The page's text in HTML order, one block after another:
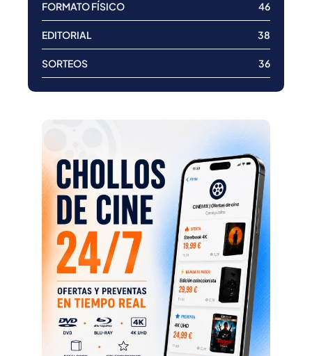
FORMATO FÍSICO 46
EDITORIAL 38
SORTEOS 36